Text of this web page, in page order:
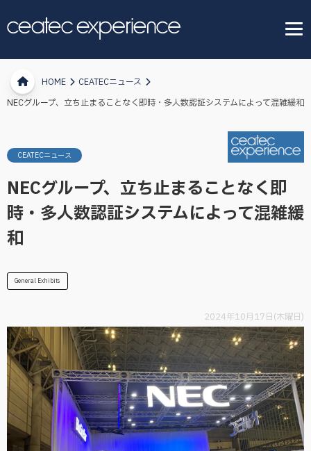
HOME
CEATECニュース
NECグループ、立ち止まることなく即時・多人数認証システムによって混雑緩和
CEATECニュース
NECグループ、立ち止まることなく即
時・多人数認証システムによって混雑緩
和
General Exhibits
2024年10月17日(木曜日)